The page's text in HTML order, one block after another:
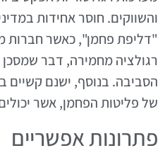
והשווקים. חוסר אחידות
"דליפת פחמן", כאשר חברות
רגולציה מחמירה, דבר
הסביבה. בנוסף, ישנם קשיים
של פליטות הפחמן, אשר
פתרונות אפשריים